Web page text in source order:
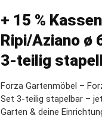
+ 15 %
Ripi/Aziano ø
3-teilig
Forza Gartenmöbel –
Set 3-teilig stapelbar –
Garten & deine